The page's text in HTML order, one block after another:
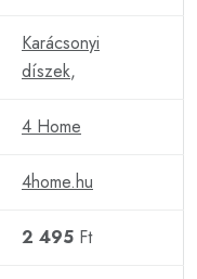
Karácsonyi
díszek,
4 Home
4home.hu
2 495 Ft